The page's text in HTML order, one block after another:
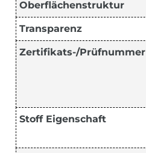
Oberflächenstruktur
Transparenz
Zertifikats-/Prüfnummer
Stoff Eigenschaft